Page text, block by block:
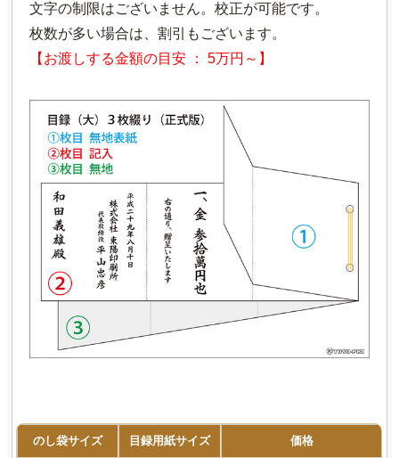
文字の制限はございません。校正が可能です。
枚数が多い場合は、割引もございます。
【お渡しする金額の目安 ： 5万円～】
のし袋サイズ 目録用紙サイズ 価格